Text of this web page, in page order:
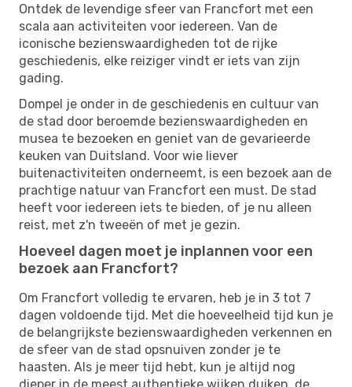
Ontdek de levendige sfeer van Francfort met een
scala aan activiteiten voor iedereen. Van de
iconische bezienswaardigheden tot de rijke
geschiedenis, elke reiziger vindt er iets van zijn
gading.
Dompel je onder in de geschiedenis en cultuur van
de stad door beroemde bezienswaardigheden en
musea te bezoeken en geniet van de gevarieerde
keuken van Duitsland. Voor wie liever
buitenactiviteiten onderneemt, is een bezoek aan de
prachtige natuur van Francfort een must. De stad
heeft voor iedereen iets te bieden, of je nu alleen
reist, met z'n tweeën of met je gezin.
Hoeveel dagen moet je inplannen voor een
bezoek aan Francfort?
Om Francfort volledig te ervaren, heb je in 3 tot 7
dagen voldoende tijd. Met die hoeveelheid tijd kun je
de belangrijkste bezienswaardigheden verkennen en
de sfeer van de stad opsnuiven zonder je te
haasten. Als je meer tijd hebt, kun je altijd nog